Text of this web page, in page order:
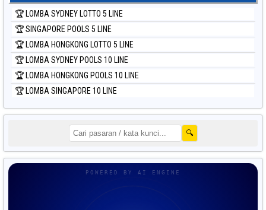
🏆 LOMBA SYDNEY LOTTO 5 LINE
🏆 SINGAPORE POOLS 5 LINE
🏆 LOMBA HONGKONG LOTTO 5 LINE
🏆 LOMBA SYDNEY POOLS 10 LINE
🏆 LOMBA HONGKONG POOLS 10 LINE
🏆 LOMBA SINGAPORE 10 LINE
🔍
POWERED BY AI ENGINE